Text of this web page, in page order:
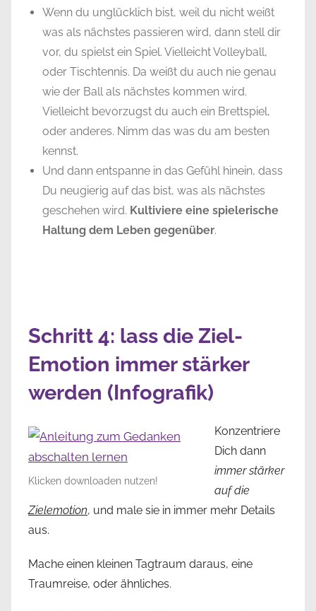
Wenn du unglücklich bist, weil du nicht weißt
was als nächstes passieren wird, dann stell dir
vor, du spielst ein Spiel. Vielleicht Volleyball,
oder Tischtennis. Da weißt du auch nie genau
wie der Ball als nächstes kommen wird.
Vielleicht bevorzugst du auch ein Brettspiel,
oder anderes. Nimm das was du am besten
kennst.
Und dann entspanne in das Gefühl hinein, dass
Du neugierig auf das bist, was als nächstes
geschehen wird. Kultiviere eine spielerische
Haltung dem Leben gegenüber.
Schritt 4: lass die Ziel-
Emotion immer stärker
werden (Infografik)
Klicken downloaden nutzen!
Konzentriere
Dich dann
immer stärker
auf die
Zielemotion, und male sie in immer mehr Details
aus.
Mache einen kleinen Tagtraum daraus, eine
Traumreise, oder ähnliches.